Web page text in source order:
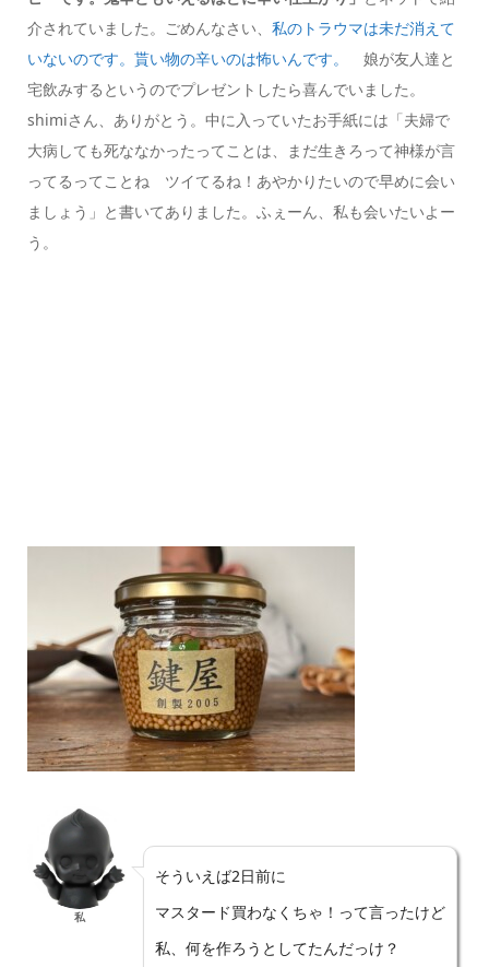
介されていました。ごめんなさい、 私のトラウマは未だ消えて
いないのです。貰い物の辛いのは怖いんです。
娘が友人達と
宅飲みするというのでプレゼントしたら喜んでいました。
shimiさん、ありがとう。中に入っていたお手紙には「夫婦で
大病しても死ななかったってことは、まだ生きろって神様が言
ってるってことね ツイてるね！あやかりたいので早めに会い
ましょう」と書いてありました。ふぇーん、私も会いたいよー
う。
私
そういえば2日前に
マスタード買わなくちゃ！って言ったけど
私、何を作ろうとしてたんだっけ？